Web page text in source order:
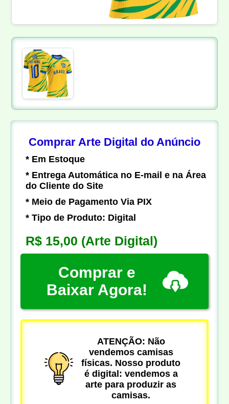
Comprar Arte Digital do Anúncio
* Em Estoque
* Entrega Automática no E-mail e na Área
do Cliente do Site
* Meio de Pagamento Via PIX
* Tipo de Produto: Digital
R$ 15,00 (Arte Digital)
Comprar e
Baixar Agora!
ATENÇÃO: Não
vendemos camisas
físicas. Nosso produto
é digital: vendemos a
arte para produzir as
camisas.